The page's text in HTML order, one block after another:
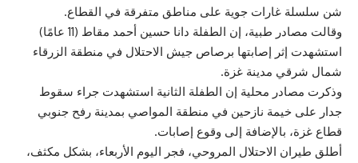
شن سلسلة غارات جوية على مناطق متفرقة في القطاع.
وقالت مصادر طبية، إن الطفلة دانا حسين أحمد مقاط (11 عامًا)
استشهدت إثر إصابتها برصاص جيش الاحتلال في منطقة الزرقاء
شمال شرقي مدينة غزة.
وذكرت مصادر محلية إن الطفلة الثانية استشهدت جراء سقوط
جدار على خيمة نازحين في منطقة المواصي بمدينة رفح جنوبي
قطاع غزة، بالإضافة إلى وقوع إصابات.
أطلق طيران الاحتلال المروحي، فجر اليوم الأربعاء، بشكل مكثف،